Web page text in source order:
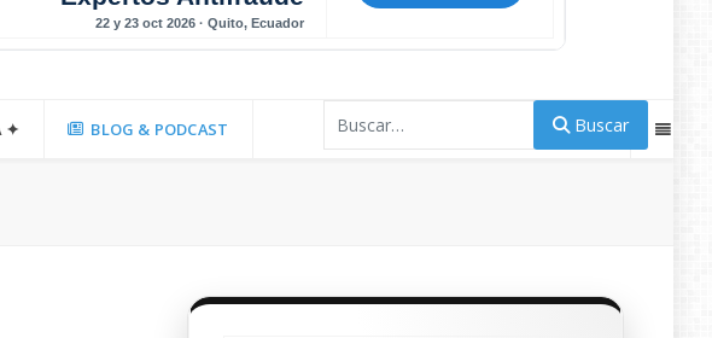
22 y 23 oct 2026 · Quito, Ecuador
✦ BLOG & PODCAST Buscar